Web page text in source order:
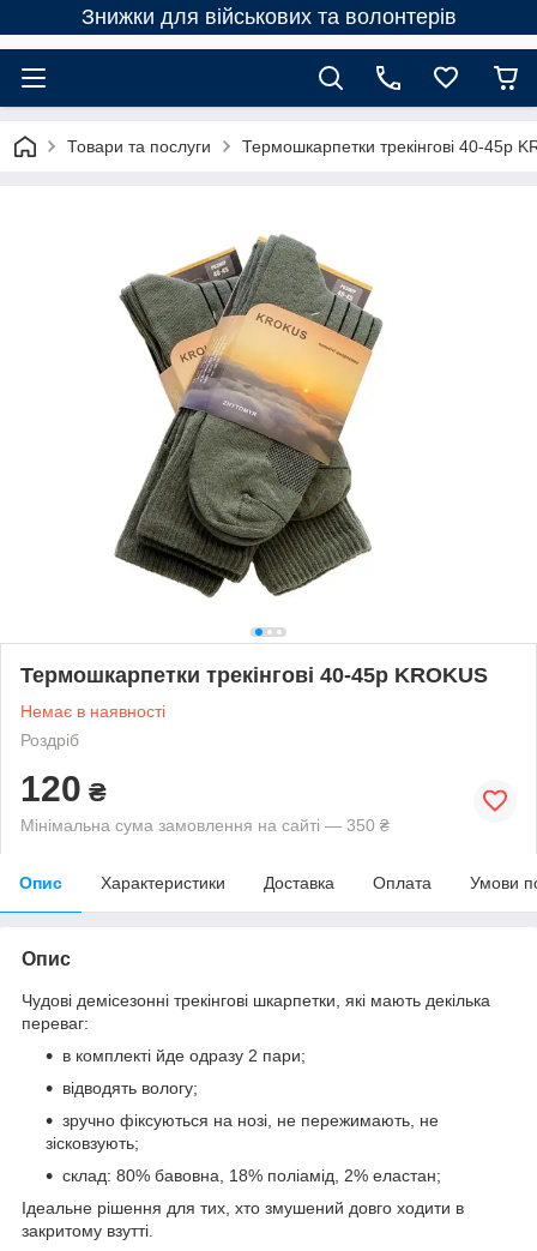
Знижки для військових та волонтерів
Товари та послуги Термошкарпетки трекінгові 40-45р
Термошкарпетки трекінгові 40-45р KROKUS
Немає в наявності
Роздріб
120 ₴
Мінімальна сума замовлення на сайті — 350 ₴
Опис Характеристики Доставка Оплата Умови
Опис
Чудові демісезонні трекінгові шкарпетки, які мають декілька
переваг:
в комплекті йде одразу 2 пари;
відводять вологу;
зручно фіксуються на нозі, не пережимають, не
зісковзують;
склад: 80% бавовна, 18% поліамід, 2% еластан;
Ідеальне рішення для тих, хто змушений довго ходити в
закритому взутті.